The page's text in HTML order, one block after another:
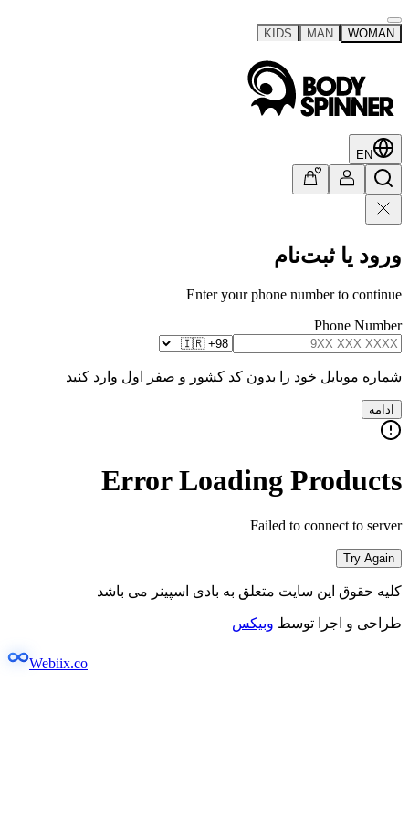
WOMAN
MAN
KIDS
EN
ورود یا ثبت‌نام
Enter your phone number to continue
Phone Number
شماره موبایل خود را بدون کد کشور و صفر اول وارد کنید
ادامه
Error Loading Products
Failed to connect to server
Try Again
کلیه حقوق این سایت متعلق به بادی اسپینر می باشد
طراحی و اجرا توسط وبیکس
Webiix.co